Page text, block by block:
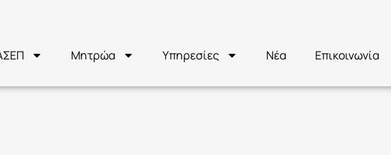
Μητρώα Υπηρεσίες Νέα Επικοινωνία